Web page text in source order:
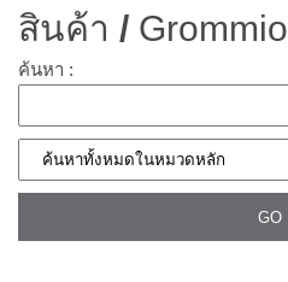
สินค้า / Grommio
ค้นหา :